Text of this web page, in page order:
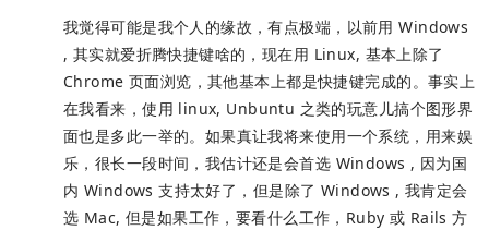
我觉得可能是我个人的缘故，有点极端，以前用 Windows
, 其实就爱折腾快捷键啥的，现在用 Linux, 基本上除了
Chrome 页面浏览，其他基本上都是快捷键完成的。事实上
在我看来，使用 linux, Unbuntu 之类的玩意儿搞个图形界
面也是多此一举的。如果真让我将来使用一个系统，用来娱
乐，很长一段时间，我估计还是会首选 Windows , 因为国
内 Windows 支持太好了，但是除了 Windows , 我肯定会
选 Mac, 但是如果工作，要看什么工作，Ruby 或 Rails 方